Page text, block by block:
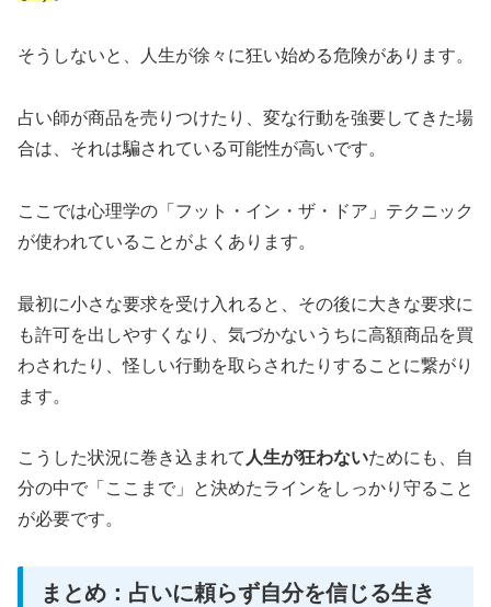
そうしないと、人生が徐々に狂い始める危険があります。
占い師が商品を売りつけたり、変な行動を強要してきた場
合は、それは騙されている可能性が高いです。
ここでは心理学の「フット・イン・ザ・ドア」テクニック
が使われていることがよくあります。
最初に小さな要求を受け入れると、その後に大きな要求に
も許可を出しやすくなり、気づかないうちに高額商品を買
わされたり、怪しい行動を取らされたりすることに繋がり
ます。
こうした状況に巻き込まれて 人生が狂わないためにも、自
分の中で「ここまで」と決めたラインをしっかり守ること
が必要です。
まとめ：占いに頼らず自分を信じる生き